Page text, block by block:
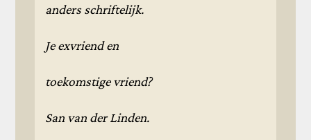
anders schriftelijk.
Je exvriend en
toekomstige vriend?
San van der Linden.